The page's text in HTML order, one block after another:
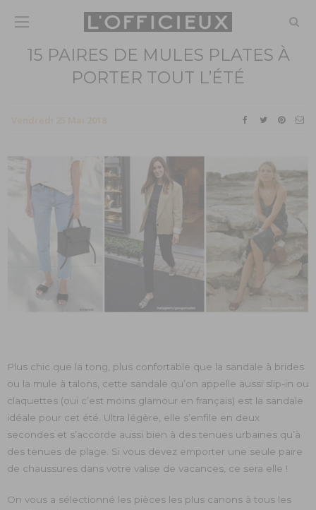
15 PAIRES DE MULES PLATES À
PORTER TOUT L’ÉTÉ
Plus chic que la tong, plus confortable que la sandale à brides
ou la mule à talons, cette sandale qu’on appelle aussi slip-in ou
claquettes (oui c’est moins glamour en français) est la sandale
idéale pour cet été. Ultra légère, elle s’enfile en deux
secondes et s’accorde aussi bien à des tenues urbaines qu’à
des tenues de plage. Si vous devez emporter une seule paire
de chaussures dans votre valise de vacances, ce sera elle !
On vous a sélectionné les pièces les plus canons à tous les